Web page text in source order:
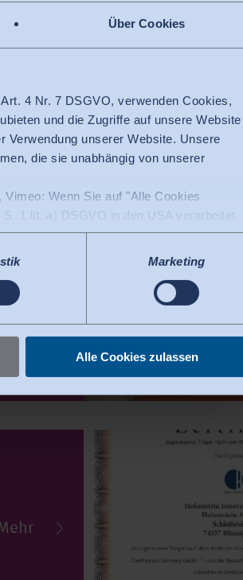
Über Cookies
4 Nr. 7 DSGVO, verwenden Cookies,
und die Zugriffe auf unsere Website
unserer Website. Unsere
die sie unabhängig von unserer
Wenn Sie auf "Alle Cookies
1 lit. a) DSGVO in den USA verarbeitet
Datenschutzniveau. Es besteht
Marketing
Alle Cookies zulassen